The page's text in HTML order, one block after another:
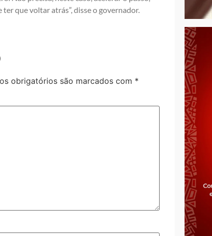
que voltar atrás”, disse o governador.
obrigatórios são marcados com *